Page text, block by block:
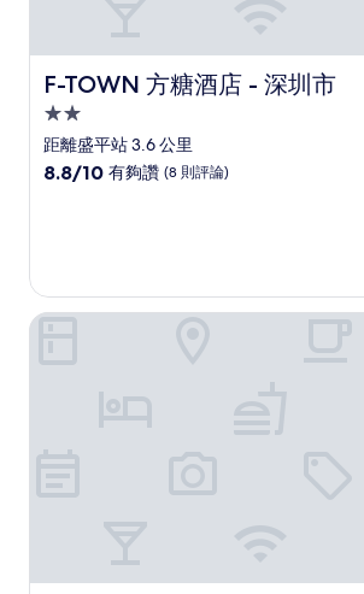
F-TOWN 方糖酒店 - 深圳市
F-TOWN 方糖酒店 - 深圳市
2.0
星
級
距離盛平站 3.6 公里
8.8
有
夠
8.8/10 有夠讚 (8 則評論)
東莞順成飯店（鳳崗鎮都市智谷店）